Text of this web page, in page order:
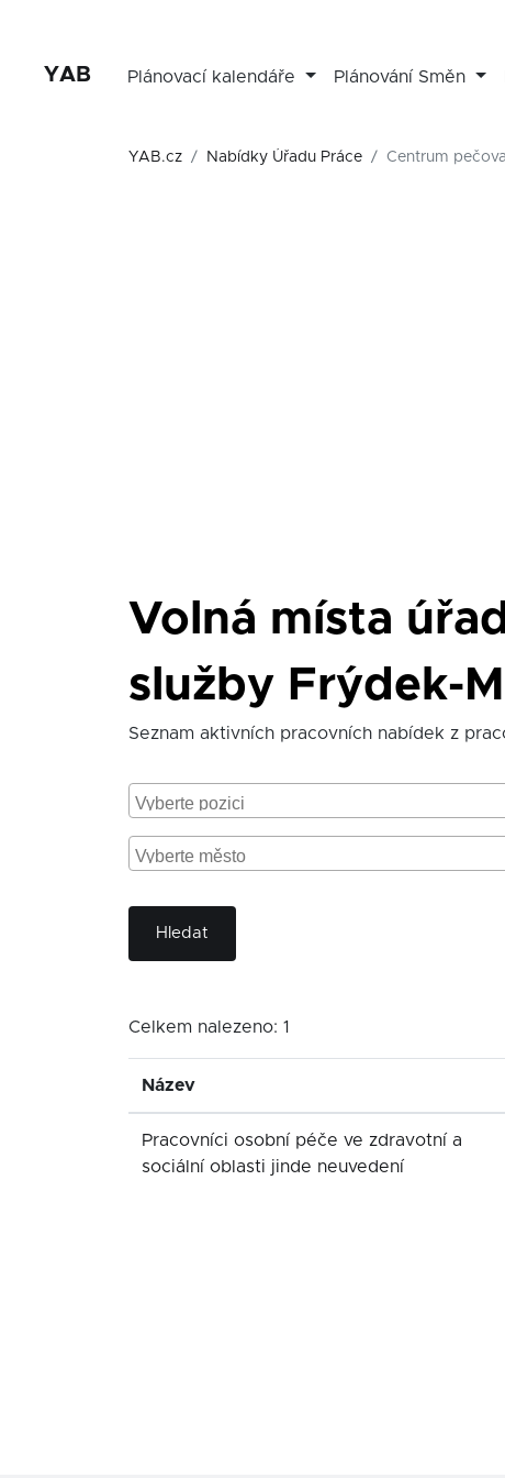
YAB Plánovací kalendáře Plánování Směn
YAB.cz Nabídky Úřadu Práce Centrum
Volná místa
služby Frýdek-
Seznam aktivních pracovních nabídek z
Hledat
Celkem nalezeno: 1
Název
Pracovníci osobní péče ve zdravotní a
sociální oblasti jinde neuvedení